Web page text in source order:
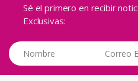
Sé el primero en recibir
Exclusivas: